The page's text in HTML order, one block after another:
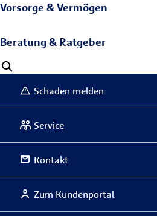
Vorsorge & Vermögen
Beratung & Ratgeber
Schaden melden
Service
Kontakt
Zum Kundenportal